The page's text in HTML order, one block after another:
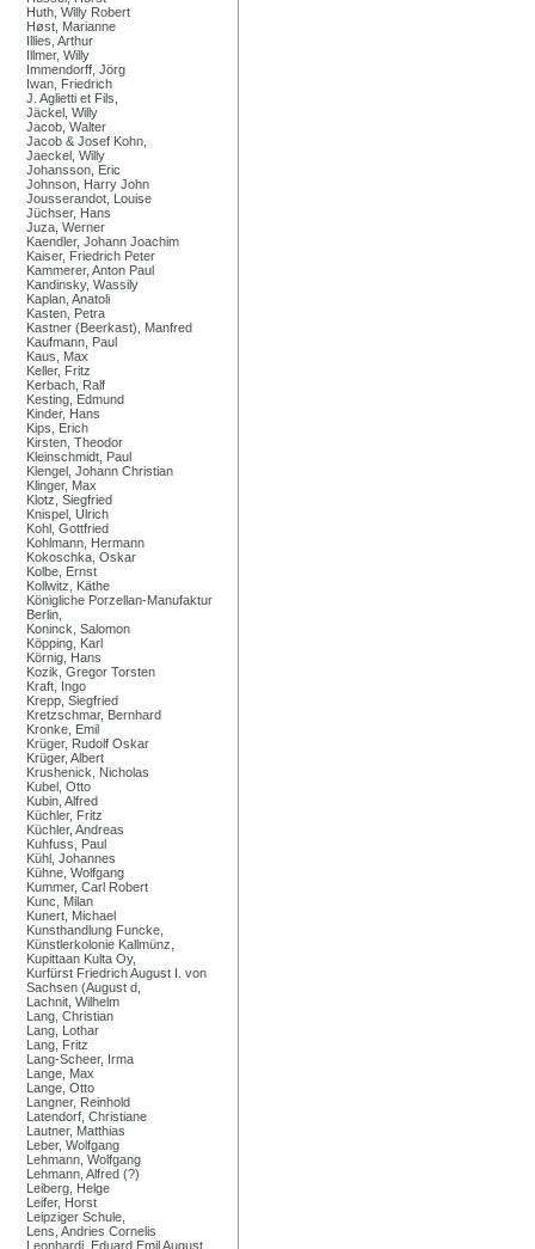
Huth, Willy Robert
Høst, Marianne
Illies, Arthur
Illmer, Willy
Immendorff, Jörg
Iwan, Friedrich
J. Aglietti et Fils,
Jäckel, Willy
Jacob, Walter
Jacob & Josef Kohn,
Jaeckel, Willy
Johansson, Eric
Johnson, Harry John
Jousserandot, Louise
Jüchser, Hans
Juza, Werner
Kaendler, Johann Joachim
Kaiser, Friedrich Peter
Kammerer, Anton Paul
Kandinsky, Wassily
Kaplan, Anatoli
Kasten, Petra
Kastner (Beerkast), Manfred
Kaufmann, Paul
Kaus, Max
Keller, Fritz
Kerbach, Ralf
Kesting, Edmund
Kinder, Hans
Kips, Erich
Kirsten, Theodor
Kleinschmidt, Paul
Klengel, Johann Christian
Klinger, Max
Klotz, Siegfried
Knispel, Ulrich
Kohl, Gottfried
Kohlmann, Hermann
Kokoschka, Oskar
Kolbe, Ernst
Kollwitz, Käthe
Königliche Porzellan-Manufaktur
Berlin,
Koninck, Salomon
Köpping, Karl
Körnig, Hans
Kozik, Gregor Torsten
Kraft, Ingo
Krepp, Siegfried
Kretzschmar, Bernhard
Kronke, Emil
Krüger, Rudolf Oskar
Krüger, Albert
Krushenick, Nicholas
Kubel, Otto
Kubin, Alfred
Küchler, Fritz
Küchler, Andreas
Kuhfuss, Paul
Kühl, Johannes
Kühne, Wolfgang
Kummer, Carl Robert
Kunc, Milan
Kunert, Michael
Kunsthandlung Funcke,
Künstlerkolonie Kallmünz,
Kupittaan Kulta Oy,
Kurfürst Friedrich August I. von
Sachsen (August d,
Lachnit, Wilhelm
Lang, Christian
Lang, Lothar
Lang, Fritz
Lang-Scheer, Irma
Lange, Max
Lange, Otto
Langner, Reinhold
Latendorf, Christiane
Lautner, Matthias
Leber, Wolfgang
Lehmann, Wolfgang
Lehmann, Alfred (?)
Leiberg, Helge
Leifer, Horst
Leipziger Schule,
Lens, Andries Cornelis
Leonhardi, Eduard Emil August